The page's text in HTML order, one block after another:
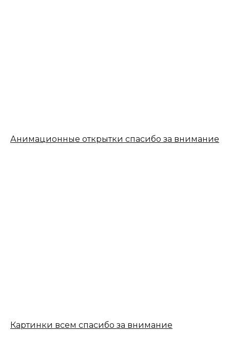
Анимационные открытки спасибо за внимание
Картинки всем спасибо за внимание